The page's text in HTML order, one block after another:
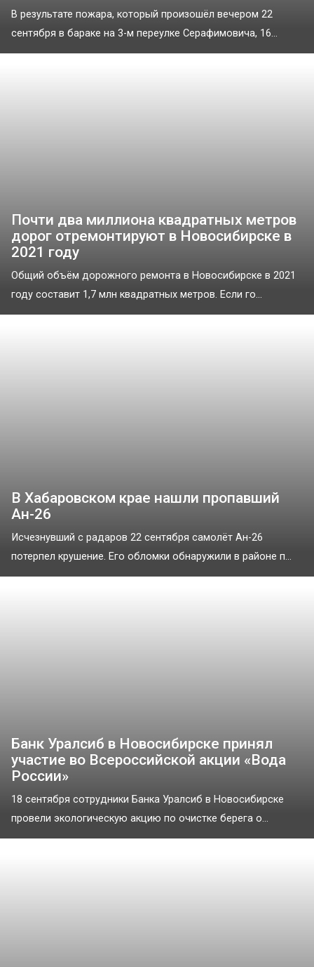
В результате пожара, который произошёл вечером 22
сентября в бараке на 3-м переулке Серафимовича, 16...
Почти два миллиона квадратных метров
дорог отремонтируют в Новосибирске в
2021 году
Общий объём дорожного ремонта в Новосибирске в 2021
году составит 1,7 млн квадратных метров. Если го...
В Хабаровском крае нашли пропавший
Ан-26
Исчезнувший с радаров 22 сентября самолёт Ан-26
потерпел крушение. Его обломки обнаружили в районе п...
Банк Уралсиб в Новосибирске принял
участие во Всероссийской акции «Вода
России»
18 сентября сотрудники Банка Уралсиб в Новосибирске
провели экологическую акцию по очистке берега о...